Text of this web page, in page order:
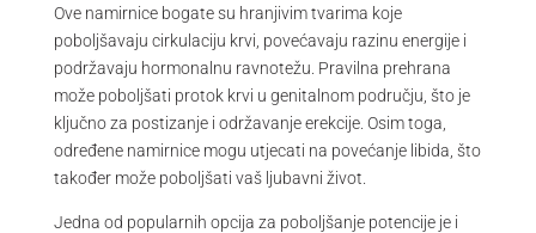
Ove namirnice bogate su hranjivim tvarima koje
poboljšavaju cirkulaciju krvi, povećavaju razinu energije i
podržavaju hormonalnu ravnotežu. Pravilna prehrana
može poboljšati protok krvi u genitalnom području, što je
ključno za postizanje i održavanje erekcije. Osim toga,
određene namirnice mogu utjecati na povećanje libida, što
također može poboljšati vaš ljubavni život.
Jedna od popularnih opcija za poboljšanje potencije je i